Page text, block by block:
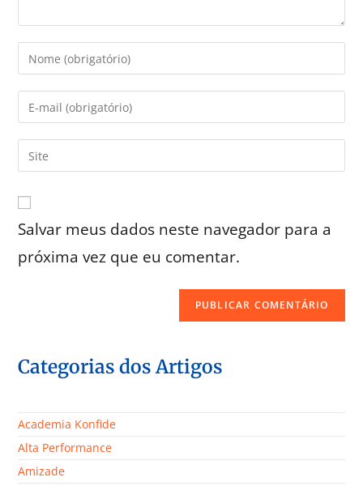
Salvar meus dados neste navegador para a
próxima vez que eu comentar.
Categorias dos Artigos
Academia Konfide
Alta Performance
Amizade